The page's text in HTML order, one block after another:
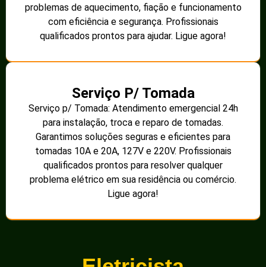
problemas de aquecimento, fiação e funcionamento
com eficiência e segurança. Profissionais
qualificados prontos para ajudar. Ligue agora!
Serviço P/ Tomada
Serviço p/ Tomada: Atendimento emergencial 24h
para instalação, troca e reparo de tomadas.
Garantimos soluções seguras e eficientes para
tomadas 10A e 20A, 127V e 220V. Profissionais
qualificados prontos para resolver qualquer
problema elétrico em sua residência ou comércio.
Ligue agora!